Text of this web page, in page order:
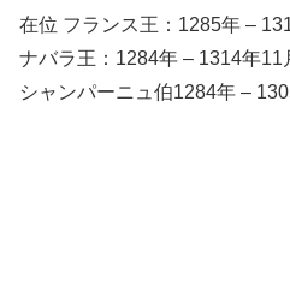
在位 フランス王：1285年 –
ナバラ王：1284年 – 1314年11
シャンパーニュ伯1284年 –